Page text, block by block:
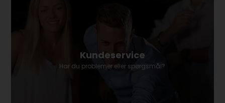
Kundeservice
Har du problemer eller spørgsmål?